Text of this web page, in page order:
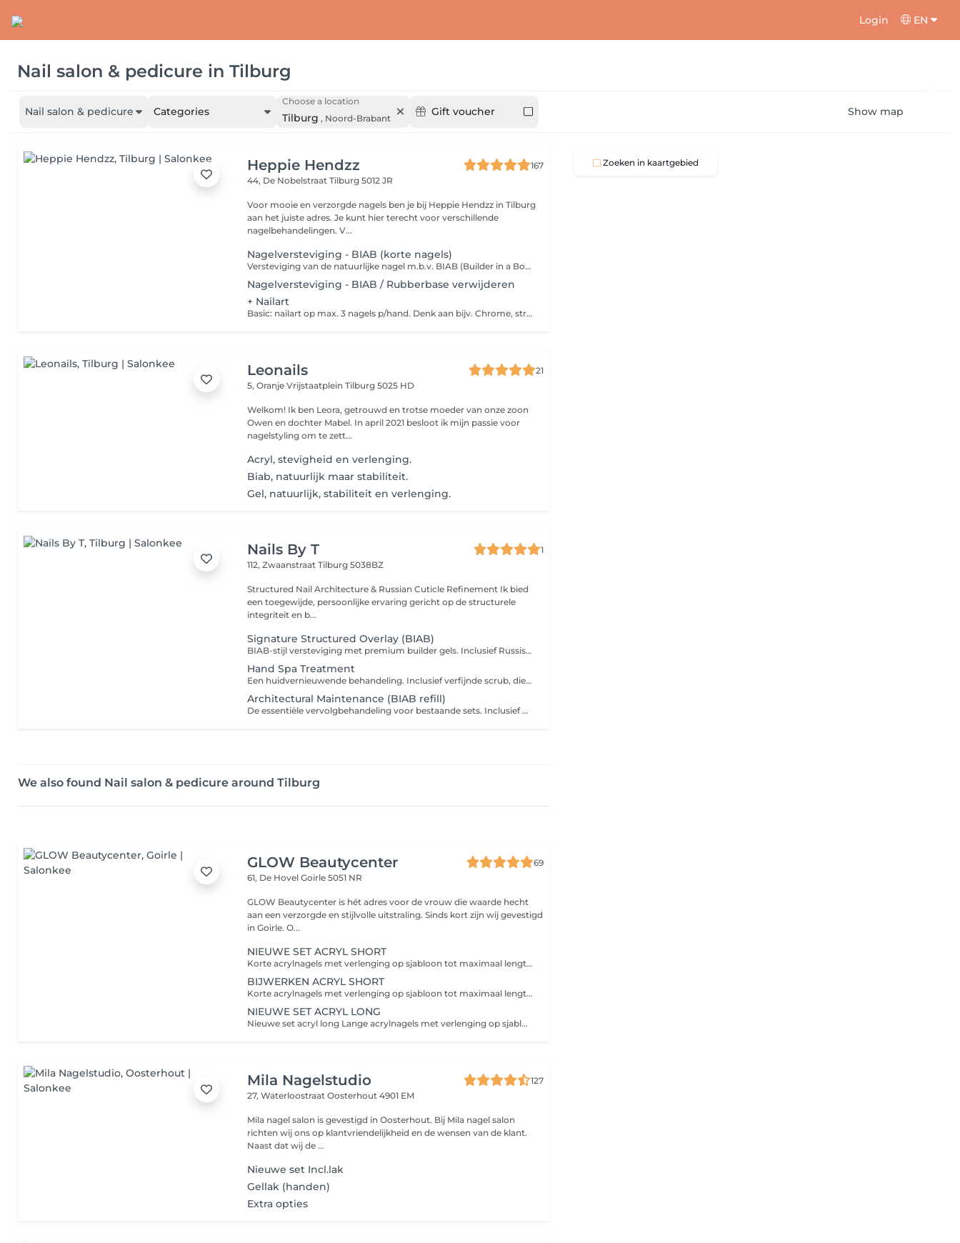
Login EN
Nail salon & pedicure in Tilburg
Nail salon & pedicure Categories
Choose a location
Tilburg , Noord-Brabant
Gift voucher Show map
Heppie Hendzz
167
44, De NobelstraatTilburg 5012 JR
Voor mooie en verzorgde nagels ben je bij Heppie Hendzz in Tilburg
aan het juiste adres. Je kunt hier terecht voor verschillende
nagelbehandelingen. V...
Nagelversteviging - BIAB (korte nagels)
Versteviging van de natuurlijke nagel m.b.v. BIAB (Builder in a Bottle) of Rubberbase. Speciaal voor de dames die extra stevigheid willen, maar niet persé de natuurlijke nagels willen verlengen. BIAB / Rubberbase is het alternatief! Ook aan te raden voor nagelbijters. Deze gel wordt met een kleine bolling aangebracht op de natuurlijke nagel, waarna een gellak kleur naar wens wordt aangebracht. De behandeling wordt afgesloten met nagelriemolie en handlotion.
Nagelversteviging - BIAB / Rubberbase verwijderen
+ Nailart
Basic: nailart op max. 3 nagels p/hand. Denk aan bijv. Chrome, streepjes, stempels, enz. Advanced: nailart op alle nagels. Bijv. Handgeschilderde bloemen, meed complexe designs.
Leonails
21
5, Oranje VrijstaatpleinTilburg 5025 HD
Welkom! Ik ben Leora, getrouwd en trotse moeder van onze zoon
Owen en dochter Mabel. In april 2021 besloot ik mijn passie voor
nagelstyling om te zett...
Acryl, stevigheid en verlenging.
Biab, natuurlijk maar stabiliteit.
Gel, natuurlijk, stabiliteit en verlenging.
Nails By T
1
112, ZwaanstraatTilburg 5038BZ
Structured Nail Architecture & Russian Cuticle Refinement Ik bied
een toegewijde, persoonlijke ervaring gericht op de structurele
integriteit en b...
Signature Structured Overlay (BIAB)
BIAB-stijl versteviging met premium builder gels. Inclusief Russische manicure en een anatomische vormgeving met gecorrigeerde apex voor een vlekkeloze finish. De basisservice omvat een doorzichtige, milky of glinsterende topcoat. BIAB-style reinforcement using premium builder gels. Includes Russian cuticle refinement and an apex-corrected anatomical shape for a flawless finish. The base service includes clear, milky or glitter top coat.
Hand Spa Treatment
Een huidvernieuwende behandeling. Inclusief verfijnde scrub, diepe massage met premium oliën en ureum-balsem om de huidbarrière te herstellen. An epidermal renewal treatment. Includes a refining scrub, deep-tissue massage with premium oils, and urea-infused balm to repair the skin barrier.
Architectural Maintenance (BIAB refill)
De essentiële vervolgbehandeling voor bestaande sets. Inclusief het gecontroleerd uitdunnen van oud materiaal, het verfijnen van uitgroei en het herstellen van de structurele apex voor blijvende veiligheid en schoonheid. De basisservice omvat een doorzichtige, milky of glinsterende topcoat. The essential follow-up for existing sets. Consists of controlled de-bulking of old material, refining outgrowth, and resetting the structural apex for continued safety and beauty. The base service includes clear, milky or glitter top coat.
We also found Nail salon & pedicure around Tilburg
GLOW Beautycenter
69
61, De HovelGoirle 5051 NR
GLOW Beautycenter is hét adres voor de vrouw die waarde hecht
aan een verzorgde en stijlvolle uitstraling. Sinds kort zijn wij gevestigd
in Goirle. O...
NIEUWE SET ACRYL SHORT
Korte acrylnagels met verlenging op sjabloon tot maximaal lengte 1, voor een verzorgde en natuurlijke look. Extra opties: Babyboom Nailart level one: kleine nailart op 1 nagel per hand Nailart level two: nailart op meerdere nagels per hand of french
BIJWERKEN ACRYL SHORT
Korte acrylnagels met verlenging op sjabloon tot maximaal lengte 1, voor een verzorgde en natuurlijke look. Extra opties: Babyboom Nailart level one: kleine nailart op 1 nagel per hand of French Nailart level two: nailart op meerdere nagels per hand
NIEUWE SET ACRYL LONG
Nieuwe set acryl long Lange acrylnagels met verlenging op sjabloon tot maximaal lengte 3, voor een elegante en opvallende look. Extra opties: Babyboom Nailart level one: kleine nailart op 1 nagel per hand of French Nailart level two: nailart op meerdere nagels per hand
Mila Nagelstudio
127
27, WaterloostraatOosterhout 4901 EM
Mila nagel salon is gevestigd in Oosterhout. Bij Mila nagel salon
richten wij ons op klantvriendelijkheid en de wensen van de klant.
Naast dat wij de ...
Nieuwe set Incl.lak
Gellak (handen)
Extra opties
Zoeken in kaartgebied